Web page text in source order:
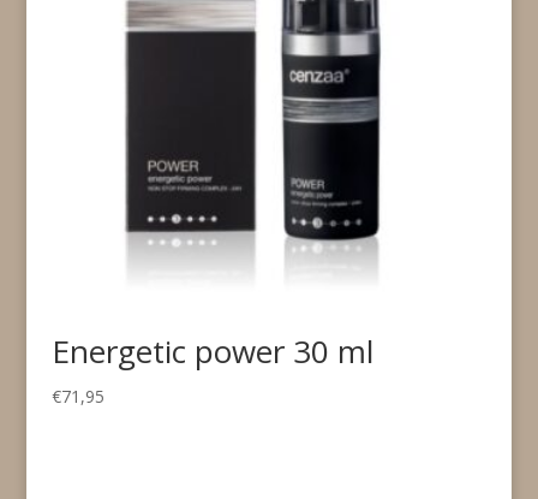
Energetic power 30 ml
€71,95